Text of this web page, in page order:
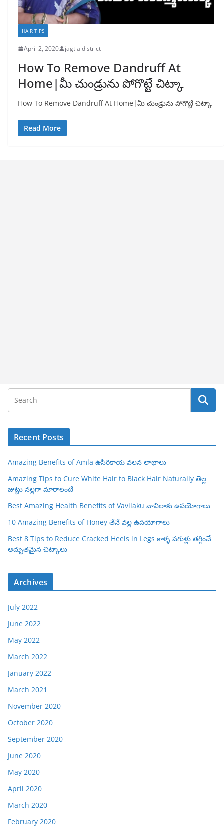
HAIR TIPS
April 2, 2020 jagtialdistrict
How To Remove Dandruff At
Home|మీ చుండ్రును పోగొట్టే చిట్కా
How To Remove Dandruff At Home|మీ చుండ్రును పోగొట్టే చిట్కా
Read More
Recent Posts
Amazing Benefits of Amla ఉసిరికాయ వలన లాభాలు
Amazing Tips to Cure White Hair to Black Hair Naturally తెల్ల
జుట్టు నల్లగా మారాలంటే
Best Amazing Health Benefits of Vavilaku వావిలాకు ఉపయోగాలు
10 Amazing Benefits of Honey తేనే వల్ల ఉపయోగాలు
Best 8 Tips to Reduce Cracked Heels in Legs కాళ్ళ పగుళ్లు తగ్గించే
అద్భుతమైన చిట్కాలు
Archives
July 2022
June 2022
May 2022
March 2022
January 2022
March 2021
November 2020
October 2020
September 2020
June 2020
May 2020
April 2020
March 2020
February 2020